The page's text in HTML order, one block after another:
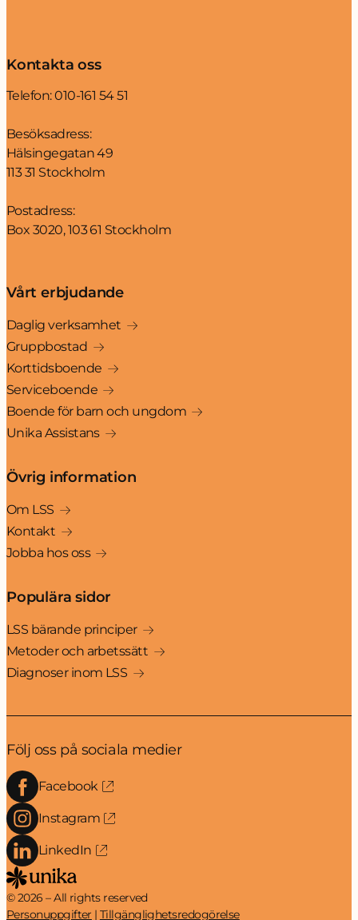
Kontakta oss
Telefon:010-161 54 51
Besöksadress:
Hälsingegatan 49
113 31 Stockholm
Postadress:
Box 3020, 103 61 Stockholm
Vårt erbjudande
Daglig verksamhet
Gruppbostad
Korttidsboende
Serviceboende
Boende för barn och ungdom
Unika Assistans
Övrig information
Om LSS
Kontakt
Jobba hos oss
Populära sidor
LSS bärande principer
Metoder och arbetssätt
Diagnoser inom LSS
Följ oss på sociala medier
Facebook
Instagram
LinkedIn
© 2026 – All rights reserved
Personuppgifter
Tillgänglighetsredogörelse